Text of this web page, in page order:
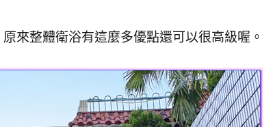
來整體衛浴有這麼多優點還可以很高級喔。